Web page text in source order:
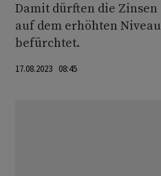
Damit dürften die
auf dem erhöhten
befürchtet.
17.08.2023 08:45